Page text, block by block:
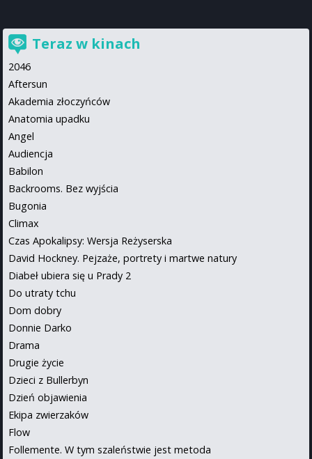
Teraz w kinach
2046
Aftersun
Akademia złoczyńców
Anatomia upadku
Angel
Audiencja
Babilon
Backrooms. Bez wyjścia
Bugonia
Climax
Czas Apokalipsy: Wersja Reżyserska
David Hockney. Pejzaże, portrety i martwe natury
Diabeł ubiera się u Prady 2
Do utraty tchu
Dom dobry
Donnie Darko
Drama
Drugie życie
Dzieci z Bullerbyn
Dzień objawienia
Ekipa zwierzaków
Flow
Follemente. W tym szaleństwie jest metoda